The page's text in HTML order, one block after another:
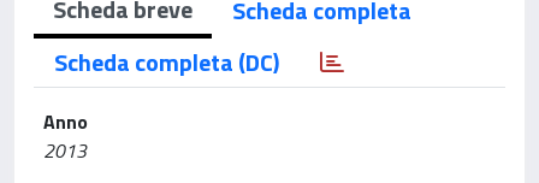
Scheda breve
Scheda completa
Scheda completa (DC)
Anno
2013